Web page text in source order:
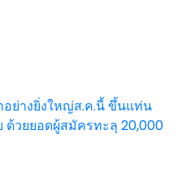
อย่างยิ่งใหญ่ส.ค.นี้ ขึ้นแท่น
ด้วยยอดผู้สมัครทะลุ 20,000